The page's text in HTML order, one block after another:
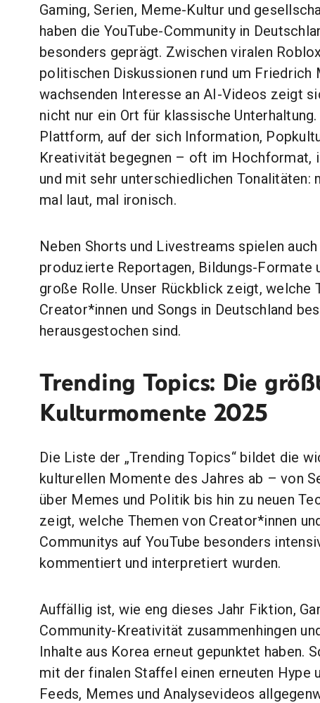
Gaming, Serien, Meme-Kultur und
haben die YouTube-Community in
besonders geprägt. Zwischen viralen
politischen Diskussionen rund um Friedrich
wachsenden Interesse an AI-Videos zeigt
nicht nur ein Ort für klassische
Plattform, auf der sich Information,
Kreativität begegnen – oft im Hochformat,
und mit sehr unterschiedlichen Tonalitäten:
mal laut, mal ironisch.
Neben Shorts und Livestreams spielen
produzierte Reportagen, Bildungs-Formate
große Rolle. Unser Rückblick zeigt, welche
Creator*innen und Songs in Deutschland
herausgestochen sind.
Trending Topics: Die
Kulturmomente 2025
Die Liste der „Trending Topics“ bildet die
kulturellen Momente des Jahres ab – von
über Memes und Politik bis hin zu neuen
zeigt, welche Themen von Creator*innen
Communitys auf YouTube besonders
kommentiert und interpretiert wurden.
Auffällig ist, wie eng dieses Jahr Fiktion,
Community-Kreativität zusammenhingen
Inhalte aus Korea erneut gepunktet haben.
mit der finalen Staffel einen erneuten Hype
Feeds, Memes und Analysevideos